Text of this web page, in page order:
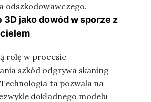
odszkodowawczego.
3D jako dowód w sporze z
rolę w procesie
szkód odgrywa skaning
ta pozwala na
dokładnego modelu